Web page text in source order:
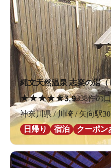
縄文天然温泉 志楽の湯（
★★★★★3.9338件の
神奈川県 / 川崎 / 矢向駅
日帰り
宿泊 クーポン